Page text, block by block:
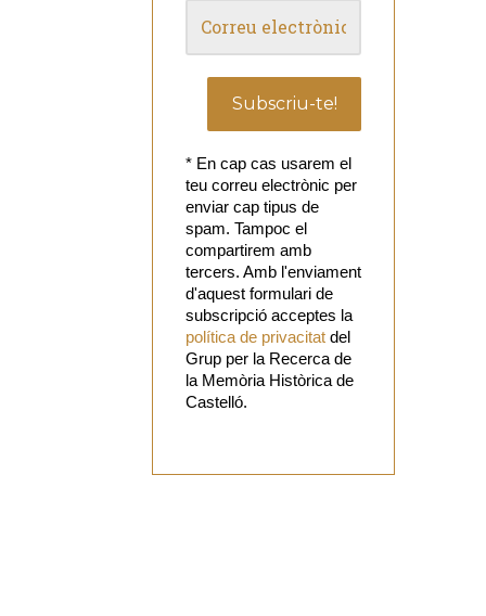
* En cap cas usarem el
teu correu electrònic per
enviar cap tipus de
spam. Tampoc el
compartirem amb
tercers. Amb l'enviament
d'aquest formulari de
subscripció acceptes la
política de privacitat del
Grup per la Recerca de
la Memòria Històrica de
Castelló.